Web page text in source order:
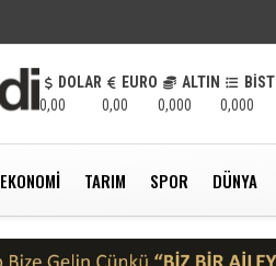
DOLAR
0,00
EURO
0,00
ALTIN
0,000
BİST
0,000
EKONOMI TARIM SPOR DÜNYA